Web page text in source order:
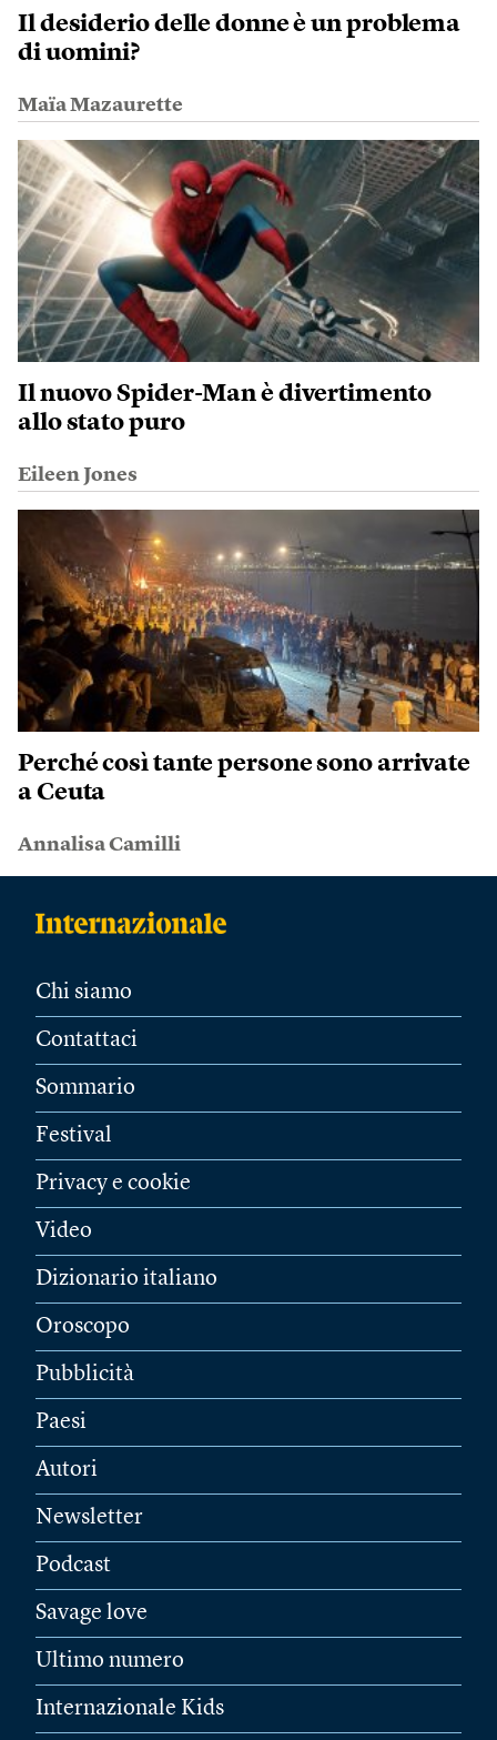
Il desiderio delle donne è un problema
di uomini?
Maïa Mazaurette
Il nuovo Spider-Man è divertimento
allo stato puro
Eileen Jones
Perché così tante persone sono arrivate
a Ceuta
Annalisa Camilli
Chi siamo
Contattaci
Sommario
Festival
Privacy e cookie
Video
Dizionario italiano
Oroscopo
Pubblicità
Paesi
Autori
Newsletter
Podcast
Savage love
Ultimo numero
Internazionale Kids